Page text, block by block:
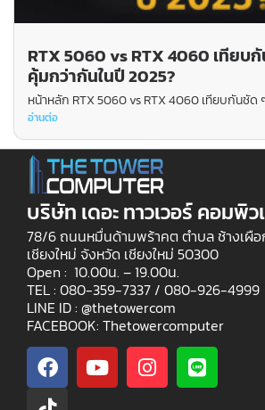
RTX 5060 vs RTX 4060 เทียบ
คุ้มกว่ากันในปี 2025?
หน้าหลัก RTX 5060 vs RTX 4060 เทียบกันชัด
อ่านต่อ
บริษัท เดอะ ทาวเวอร์ คอมพิ
78/6 ถนนหมื่นด้ามพร้าคต ตำบล ช้างเผือ
เชียงใหม่ จังหวัด เชียงใหม่ 50300
Open : 10.00น. – 19.00น.
TEL : 080-359-7337 / 080-926-4999
LINE ID : @thetowercom
FACEBOOK: Thetowercomputer